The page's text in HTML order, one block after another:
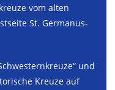
vom alten
St. Germanus-
und
Kreuze auf